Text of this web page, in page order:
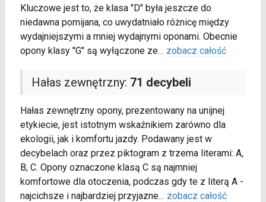
Kluczowe jest to, że klasa "D" była jeszcze do
niedawna pomijana, co uwydatniało różnicę między
wydajniejszymi a mniej wydajnymi oponami. Obecnie
opony klasy "G" są wyłączone ze... zobacz całość
Hałas zewnętrzny: 71 decybeli
Hałas zewnętrzny opony, prezentowany na unijnej
etykiecie, jest istotnym wskaźnikiem zarówno dla
ekologii, jak i komfortu jazdy. Podawany jest w
decybelach oraz przez piktogram z trzema literami: A,
B, C. Opony oznaczone klasą C są najmniej
komfortowe dla otoczenia, podczas gdy te z literą A -
najcichsze i najbardziej przyjazne... zobacz całość